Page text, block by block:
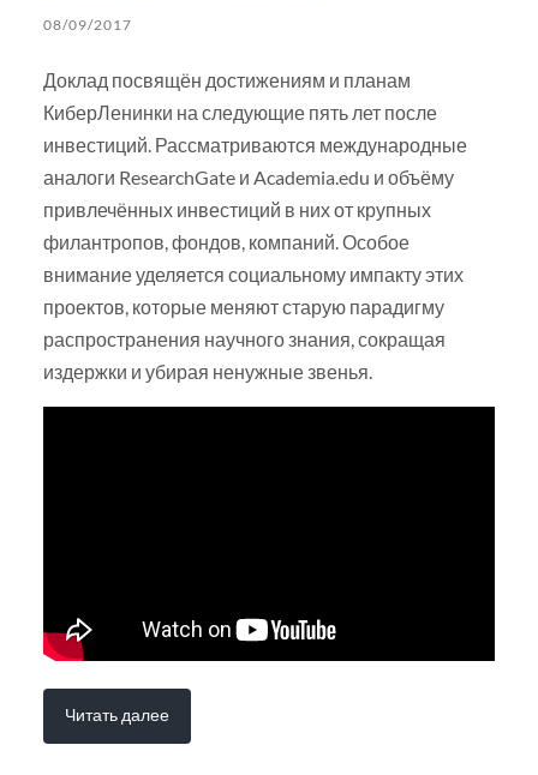
08/09/2017
Доклад посвящён достижениям и планам
КиберЛенинки на следующие пять лет после
инвестиций. Рассматриваются международные
аналоги ResearchGate и Academia.edu и объёму
привлечённых инвестиций в них от крупных
филантропов, фондов, компаний. Особое
внимание уделяется социальному импакту этих
проектов, которые меняют старую парадигму
распространения научного знания, сокращая
издержки и убирая ненужные звенья.
Читать далее